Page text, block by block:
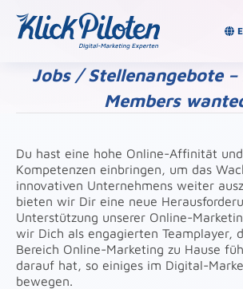
Jobs / Stellenangebote –
Members
Du hast eine hohe Online-Affinität
Kompetenzen einbringen, um das
innovativen Unternehmens weiter
bieten wir Dir eine neue
Unterstützung unserer Online-
wir Dich als engagierten Teamplayer,
Bereich Online-Marketing zu Hause
darauf hat, so einiges im Digital-
bewegen.